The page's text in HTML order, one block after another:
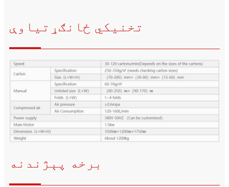
تخنیکي ځانګړتیاوې
برخه پېژندنه